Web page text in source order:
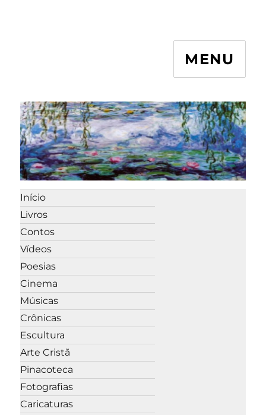
MENU
Início
Livros
Contos
Vídeos
Poesias
Cinema
Músicas
Crônicas
Escultura
Arte Cristã
Pinacoteca
Fotografias
Caricaturas